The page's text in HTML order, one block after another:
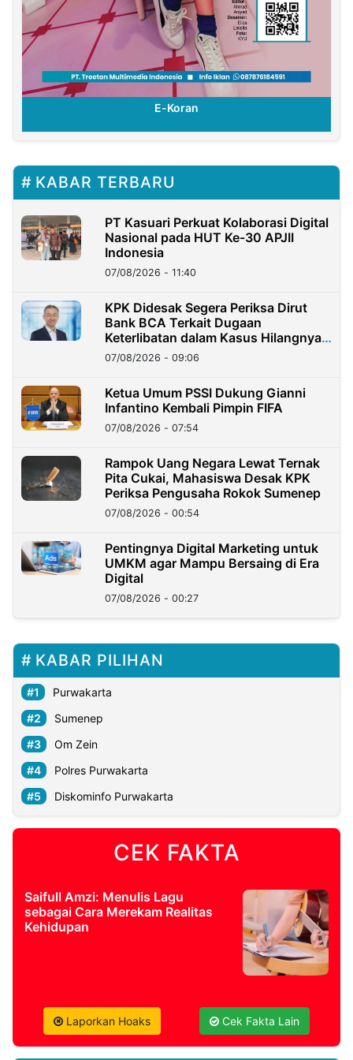
E-Koran
KABAR TERBARU
PT Kasuari Perkuat Kolaborasi Digital
Nasional pada HUT Ke-30 APJII
Indonesia
07/08/2026 - 11:40
KPK Didesak Segera Periksa Dirut
Bank BCA Terkait Dugaan
Keterlibatan dalam Kasus Hilangnya
Dana Nasabah Rp2,58 Miliar
07/08/2026 - 09:06
Ketua Umum PSSI Dukung Gianni
Infantino Kembali Pimpin FIFA
07/08/2026 - 07:54
Rampok Uang Negara Lewat Ternak
Pita Cukai, Mahasiswa Desak KPK
Periksa Pengusaha Rokok Sumenep
07/08/2026 - 00:54
Pentingnya Digital Marketing untuk
UMKM agar Mampu Bersaing di Era
Digital
07/08/2026 - 00:27
KABAR PILIHAN
Purwakarta
Sumenep
Om Zein
Polres Purwakarta
Diskominfo Purwakarta
CEK FAKTA
Saifull Amzi: Menulis Lagu
sebagai Cara Merekam Realitas
Kehidupan
Laporkan Hoaks Cek Fakta Lain